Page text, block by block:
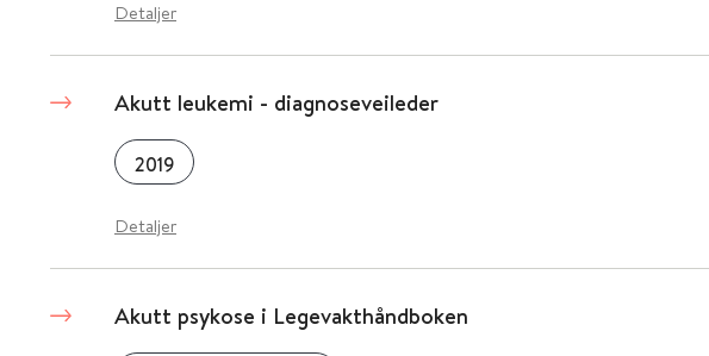
Detaljer
Akutt leukemi - diagnoseveileder
2019
Detaljer
Akutt psykose i Legevakthåndboken